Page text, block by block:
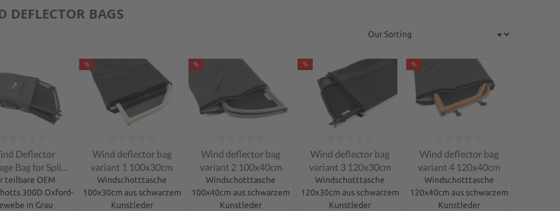
DEFLECTOR BAGS
rating of 0 out of 5 stars
Deflector
Bag for Split
Wind Deflectors
x 65 x 11 cm
teilbare OEM
300D Oxford-
in Grau
%
Average rating of 0 out of 5 stars
Wind deflector bag
variant 1 100x30cm
Windschotttasche
100x30cm aus schwarzem
Kunstleder
%
Average rating of 0 out of 5 stars
Wind deflector bag
variant 2 100x40cm
Windschotttasche
100x40cm aus schwarzem
Kunstleder
%
Average rating of 0 out of 5 stars
Wind deflector bag
variant 3 120x30cm
Windschotttasche
120x30cm aus schwarzem
Kunstleder
%
Average rating of 0 out of 5 stars
Wind deflector bag
variant 4 120x40cm
Windschotttasche
120x40cm aus schwarzem
Kunstleder